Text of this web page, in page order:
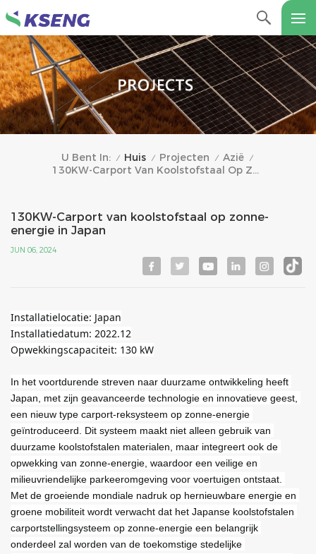
U Bent In: / Huis / Projecten / Azië /
130KW-Carport Van Koolstofstaal Op Zonne-Energie In Japan
130KW-Carport van koolstofstaal op zonne-
energie in Japan
JUN 06, 2024
Installatielocatie: Japan
Installatiedatum: 2022.12
Opwekkingscapaciteit: 130 kW
In het voortdurende streven naar duurzame ontwikkeling heeft
Japan, met zijn geavanceerde technologie en innovatieve geest,
een nieuw type carport-reksysteem op zonne-energie
geïntroduceerd. Dit systeem maakt niet alleen gebruik van
duurzame koolstofstalen materialen, maar integreert ook de
opwekking van zonne-energie, waardoor een veilige en
milieuvriendelijke parkeeromgeving voor voertuigen ontstaat.
Met de groeiende mondiale nadruk op hernieuwbare energie en
groene mobiliteit wordt verwacht dat het Japanse koolstofstalen
carportstellingsysteem op zonne-energie een belangrijk
onderdeel zal worden van de toekomstige stedelijke